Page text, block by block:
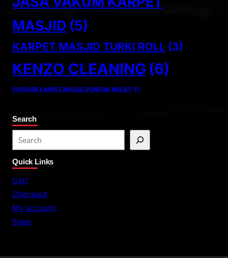
MASJID (5)
KARPET MASJID TURKI ROLL (3)
KENZO CLEANING (6)
SUPPLIER KARPET MASJID PONDOK MELATI (1)
Search
e
a
r
c
Quick Links
Cart
Checkout
My account
Shop